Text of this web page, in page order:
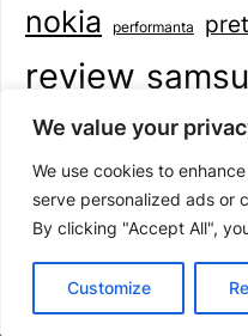
We value your
We use cookies to
serve personalized ads or
By clicking "Accept All",
Customize
nokia performanta pret
review
smartphone specificatii
©2026 Mihai Baboi |